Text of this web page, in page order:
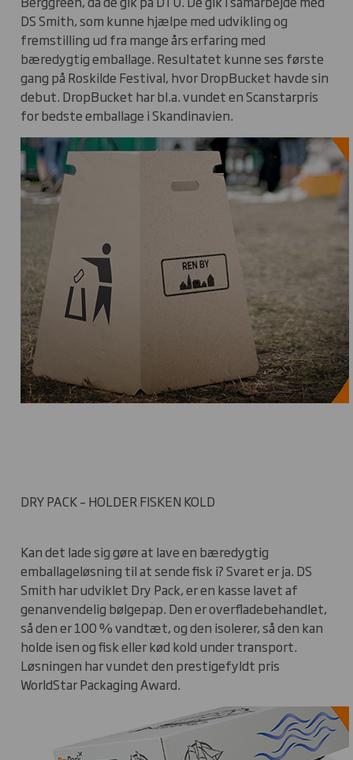
DS Smith, som kunne hjælpe med udvikling og
fremstilling ud fra mange års erfaring med
bæredygtig emballage. Resultatet kunne ses første
gang på Roskilde Festival, hvor DropBucket havde sin
debut. DropBucket har bl.a. vundet en Scanstarpris
for bedste emballage i Skandinavien.
DRY PACK – HOLDER FISKEN KOLD
Kan det lade sig gøre at lave en bæredygtig
emballageløsning til at sende fisk i? Svaret er ja. DS
Smith har udviklet Dry Pack, er en kasse lavet af
genanvendelig bølgepap. Den er overfladebehandlet,
så den er 100 % vandtæt, og den isolerer, så den kan
holde isen og fisk eller kød kold under transport.
Løsningen har vundet den prestigefyldt pris
WorldStar Packaging Award.